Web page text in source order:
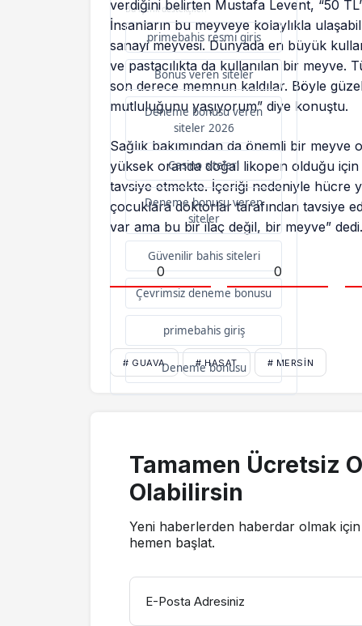
Bu içerik destekçileri
primebahis resmi giris
Bonus veren siteler
Deneme bonusu veren
siteler 2026
Casino siteleri
Deneme bonusu veren
siteler
Güvenilir bahis siteleri
Çevrimsiz deneme bonusu
primebahis giriş
Deneme bonusu
verdiğini belirten Mustafa Levent, “50
İnsanların bu meyveye kolaylıkla
sanayi meyvesi. Dünyada en büyük
ve pastacılıkta da kullanılan bir meyve.
son derece memnun kaldılar. Böyle
mutluluğunu yaşıyorum” diye konuştu.
Sağlık bakımından da önemli bir
yüksek oranda doğal likopen olduğu
tavsiye etmekte. İçeriği nedeniyle hücre
çocuklara doktorlar tarafından tavsiye
var ama bu bir ilaç değil, bir meyve” dedi.
0 0
# GUAVA # HASAT # MERSIN
Tamamen Ücretsiz
Olabilirsin
Yeni haberlerden haberdar olmak
hemen başlat.
E-Posta Adresiniz